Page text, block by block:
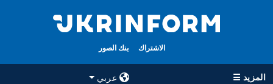
الاشتراك بنك الصور
المزيد ☰
عربي